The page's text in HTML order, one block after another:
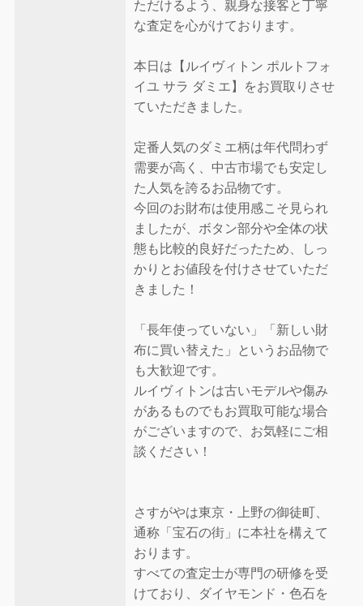
ただけるよう、親身な接客と丁寧
な査定を心がけております。
本日は【ルイヴィトン ポルトフォ
イユ サラ ダミエ】をお買取りさせ
ていただきました。
定番人気のダミエ柄は年代問わず
需要が高く、中古市場でも安定し
た人気を誇るお品物です。
今回のお財布は使用感こそ見られ
ましたが、ボタン部分や全体の状
態も比較的良好だったため、しっ
かりとお値段を付けさせていただ
きました！
「長年使っていない」「新しい財
布に買い替えた」というお品物で
も大歓迎です。
ルイヴィトンは古いモデルや傷み
があるものでもお買取可能な場合
がございますので、お気軽にご相
談ください！
さすがやは東京・上野の御徒町、
通称「宝石の街」に本社を構えて
おります。
すべての査定士が専門の研修を受
けており、ダイヤモンド・色石を